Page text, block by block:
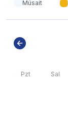
Müsait
Pzt Sal